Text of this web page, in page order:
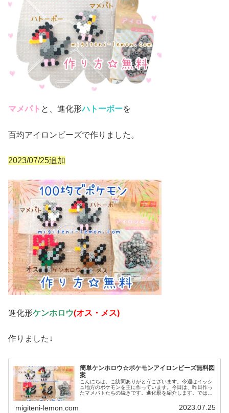
マメパト と、進化形ハトーボーを
百均アイロンビーズで作りました。
2023/07/25追加
進化形ケンホロウ(オス・メス)
作りました↓
簡単ケンホロウ☆ポケモンアイロンビーズ無料図
案
こんにちは。ご訪問ありがとうございます。今週はイッシ
ュ地方のポケモンを主に作っています。今日は、昨日作っ
たマメパトたちの続きです。進化形を紹介します。では、
migiteni-lemon.com 2023.07.25